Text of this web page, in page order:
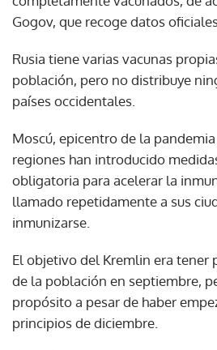
Gogov, que recoge datos
Rusia tiene varias vacunas
población, pero no distribuye
países occidentales.
Moscú, epicentro de la
regiones han introducido
obligatoria para acelerar la
llamado repetidamente a sus
inmunizarse.
El objetivo del Kremlin era tener
de la población en septiembre,
propósito a pesar de haber
principios de diciembre.